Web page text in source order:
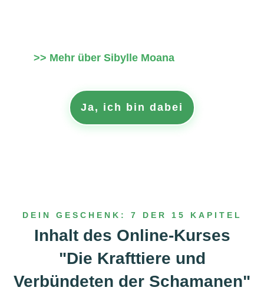
>> Mehr über Sibylle Moana
Ja, ich bin dabei
DEIN GESCHENK: 7 DER 15 KAPITEL
Inhalt des Online-Kurses
"Die Krafttiere und
Verbündeten der Schamanen"